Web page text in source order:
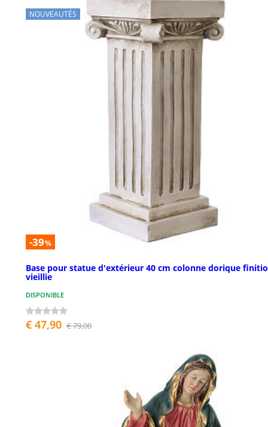
NOUVEAUTÉS
-39%
Base pour statue d'extérieur 40 cm colonne dorique
vieillie
DISPONIBLE
€ 47,90 € 79,00